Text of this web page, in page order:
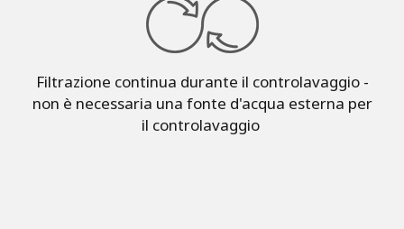
Filtrazione continua durante il controlavaggio -
non è necessaria una fonte d'acqua esterna per
il controlavaggio